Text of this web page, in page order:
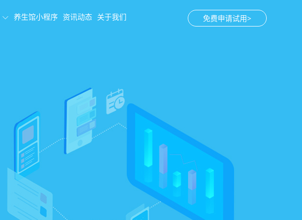
免费申请试用>
养生馆小程序 资讯动态 关于我们